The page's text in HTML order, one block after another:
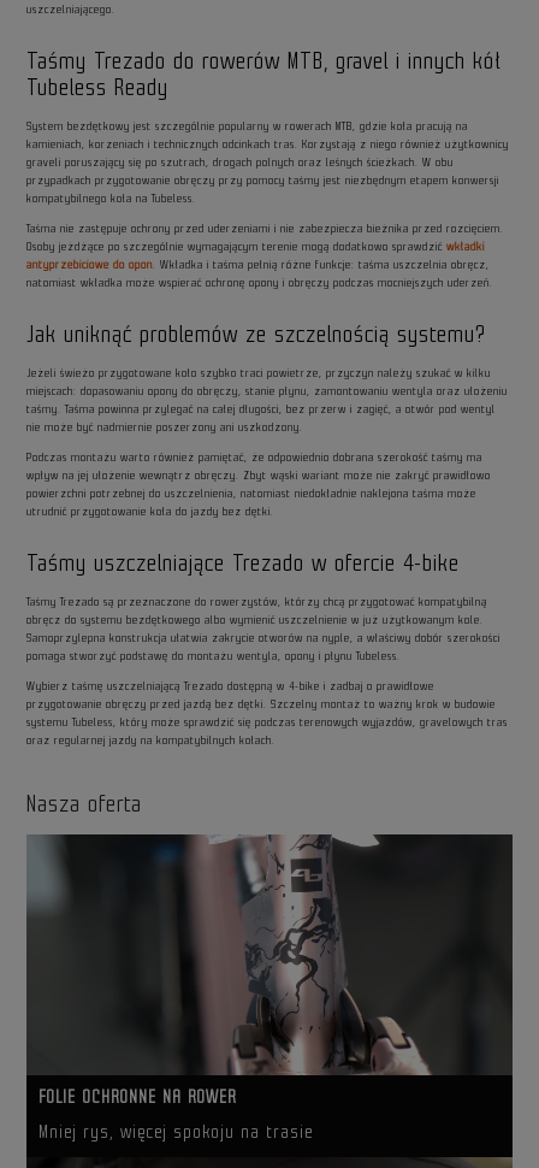
uszczelniającego.
Taśmy Trezado do rowerów MTB, gravel i innych kół
Tubeless Ready
System bezdętkowy jest szczególnie popularny w rowerach MTB, gdzie koła pracują na
kamieniach, korzeniach i technicznych odcinkach tras. Korzystają z niego również użytkownicy
graveli poruszający się po szutrach, drogach polnych oraz leśnych ścieżkach. W obu
przypadkach przygotowanie obręczy przy pomocy taśmy jest niezbędnym etapem konwersji
kompatybilnego koła na Tubeless.
Taśma nie zastępuje ochrony przed uderzeniami i nie zabezpiecza bieżnika przed rozcięciem.
Osoby jeżdżące po szczególnie wymagającym terenie mogą dodatkowo sprawdzićwkładki
antyprzebiciowe do opon. Wkładka i taśma pełnią różne funkcje: taśma uszczelnia obręcz,
natomiast wkładka może wspierać ochronę opony i obręczy podczas mocniejszych uderzeń.
Jak uniknąć problemów ze szczelnością systemu?
Jeżeli świeżo przygotowane koło szybko traci powietrze, przyczyn należy szukać w kilku
miejscach: dopasowaniu opony do obręczy, stanie płynu, zamontowaniu wentyla oraz ułożeniu
taśmy. Taśma powinna przylegać na całej długości, bez przerw i zagięć, a otwór pod wentyl
nie może być nadmiernie poszerzony ani uszkodzony.
Podczas montażu warto również pamiętać, że odpowiednio dobrana szerokość taśmy ma
wpływ na jej ułożenie wewnątrz obręczy. Zbyt wąski wariant może nie zakryć prawidłowo
powierzchni potrzebnej do uszczelnienia, natomiast niedokładnie naklejona taśma może
utrudnić przygotowanie koła do jazdy bez dętki.
Taśmy uszczelniające Trezado w ofercie 4-bike
Taśmy Trezado są przeznaczone do rowerzystów, którzy chcą przygotować kompatybilną
obręcz do systemu bezdętkowego albo wymienić uszczelnienie w już użytkowanym kole.
Samoprzylepna konstrukcja ułatwia zakrycie otworów na nyple, a właściwy dobór szerokości
pomaga stworzyć podstawę do montażu wentyla, opony i płynu Tubeless.
Wybierz taśmę uszczelniającą Trezado dostępną w 4-bike i zadbaj o prawidłowe
przygotowanie obręczy przed jazdą bez dętki. Szczelny montaż to ważny krok w budowie
systemu Tubeless, który może sprawdzić się podczas terenowych wyjazdów, gravelowych tras
oraz regularnej jazdy na kompatybilnych kołach.
Nasza oferta
FOLIE OCHRONNE NA ROWER
Mniej rys, więcej spokoju na trasie